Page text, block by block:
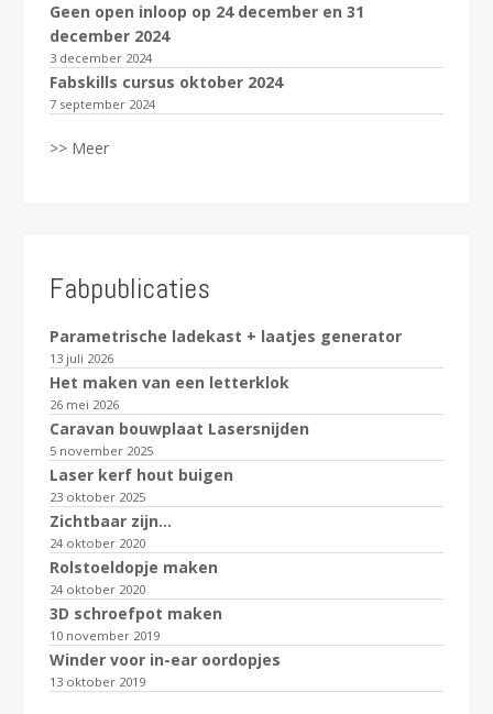
Geen open inloop op 24 december en 31
december 2024
3 december 2024
Fabskills cursus oktober 2024
7 september 2024
>> Meer
Fabpublicaties
Parametrische ladekast + laatjes generator
13 juli 2026
Het maken van een letterklok
26 mei 2026
Caravan bouwplaat Lasersnijden
5 november 2025
Laser kerf hout buigen
23 oktober 2025
Zichtbaar zijn…
24 oktober 2020
Rolstoeldopje maken
24 oktober 2020
3D schroefpot maken
10 november 2019
Winder voor in-ear oordopjes
13 oktober 2019